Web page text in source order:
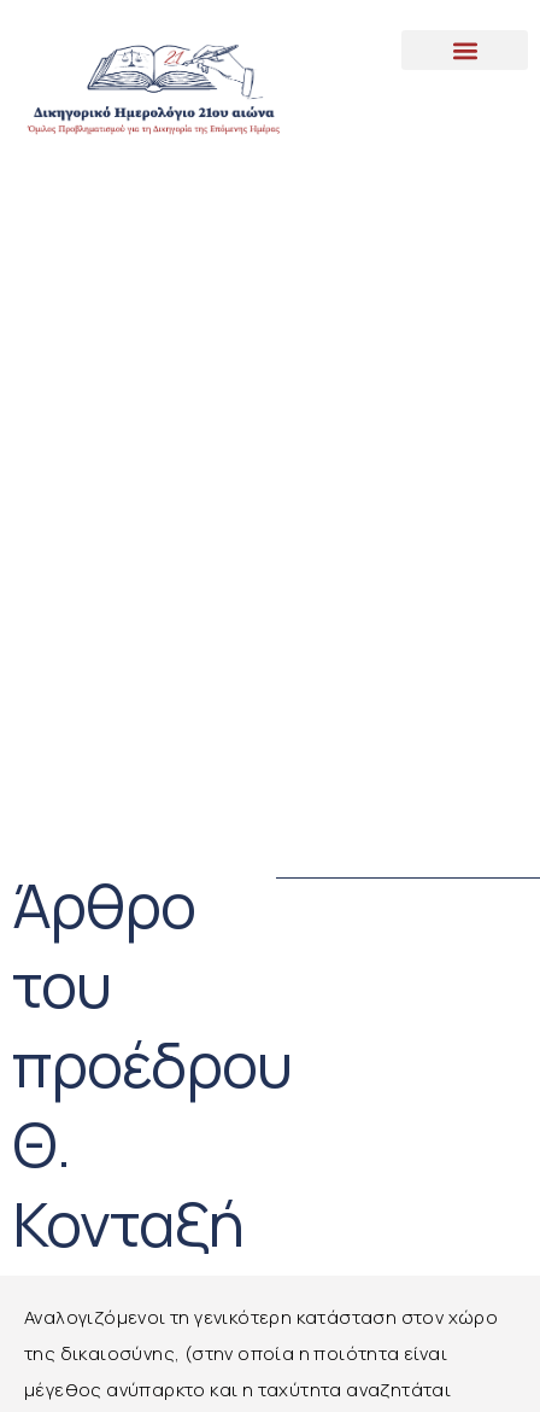
Άρθρο
του
προέδρου
Θ.
Κονταξή
Αναλογιζόμενοι τη γενικότερη κατάσταση στον χώρο
της δικαιοσύνης, (στην οποία η ποιότητα είναι
μέγεθος ανύπαρκτο και η ταχύτητα αναζητάται